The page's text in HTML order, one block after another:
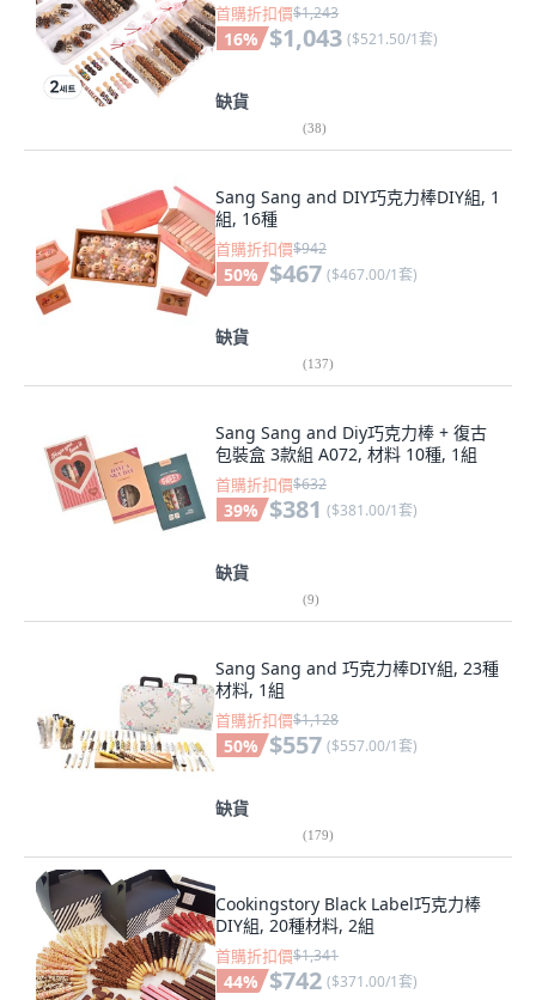
首購折扣價$1,243
16% $1,043 ($521.50/1套)
缺貨
(38)
Sang Sang and DIY巧克力棒DIY組, 1
組, 16種
首購折扣價$942
50% $467 ($467.00/1套)
缺貨
(137)
Sang Sang and Diy巧克力棒 + 復古
包裝盒 3款組 A072, 材料 10種, 1組
首購折扣價$632
39% $381 ($381.00/1套)
缺貨
(9)
Sang Sang and 巧克力棒DIY組, 23種
材料, 1組
首購折扣價$1,128
50% $557 ($557.00/1套)
缺貨
(179)
Cookingstory Black Label巧克力棒
DIY組, 20種材料, 2組
首購折扣價$1,341
44% $742 ($371.00/1套)